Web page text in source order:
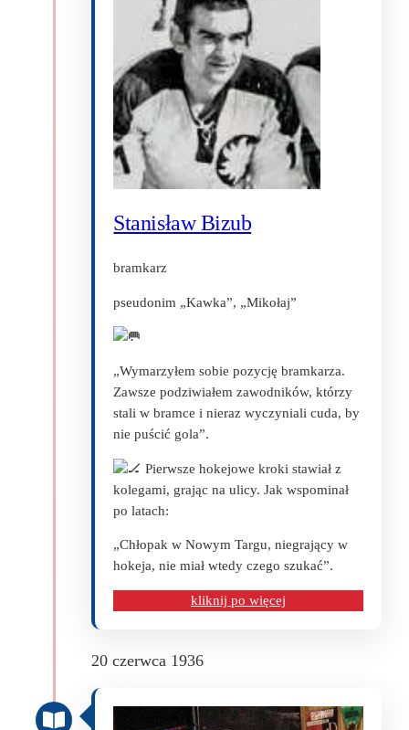
Stanisław Bizub
bramkarz
pseudonim „Kawka”, „Mikołaj”
„Wymarzyłem sobie pozycję bramkarza.
Zawsze podziwiałem zawodników, którzy
stali w bramce i nieraz wyczyniali cuda, by
nie puścić gola”.
Pierwsze hokejowe kroki stawiał z
kolegami, grając na ulicy. Jak wspominał
po latach:
„Chłopak w Nowym Targu, niegrający w
hokeja, nie miał wtedy czego szukać”.
kliknij po więcej
20 czerwca 1936